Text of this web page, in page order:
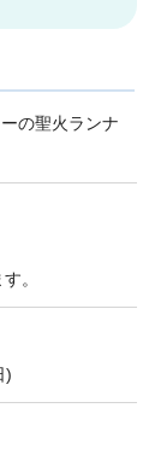
の聖火ランナ
。
)